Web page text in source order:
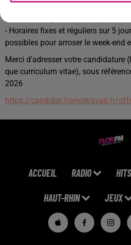
- Poste à temps complet à pourvoir
- Horaires fixes et réguliers sur 5
possibles pour arroser le week-end
Merci d'adresser votre candidature
que curriculum vitae), sous
2026
https://candidat.francetravail.fr/
ACCUEIL RADIO HITS
HAUT-RHIN JEUX